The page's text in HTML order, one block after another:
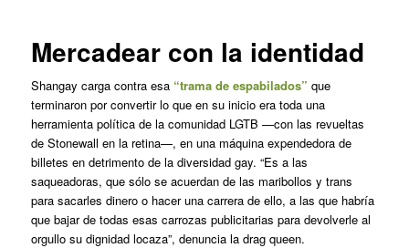
Mercadear con la identidad
Shangay carga contra esa “trama de espabilados” que
terminaron por convertir lo que en su inicio era toda una
herramienta política de la comunidad LGTB —con las revueltas
de Stonewall en la retina—, en una máquina expendedora de
billetes en detrimento de la diversidad gay. “Es a las
saqueadoras, que sólo se acuerdan de las maribollos y trans
para sacarles dinero o hacer una carrera de ello, a las que habría
que bajar de todas esas carrozas publicitarias para devolverle al
orgullo su dignidad locaza”, denuncia la drag queen.